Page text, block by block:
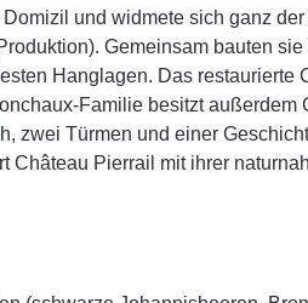
und widmete sich ganz
Gemeinsam bauten
Hanglagen. Das
Familie besitzt
zwei Türmen und einer
Château Pierrail mit ihrer